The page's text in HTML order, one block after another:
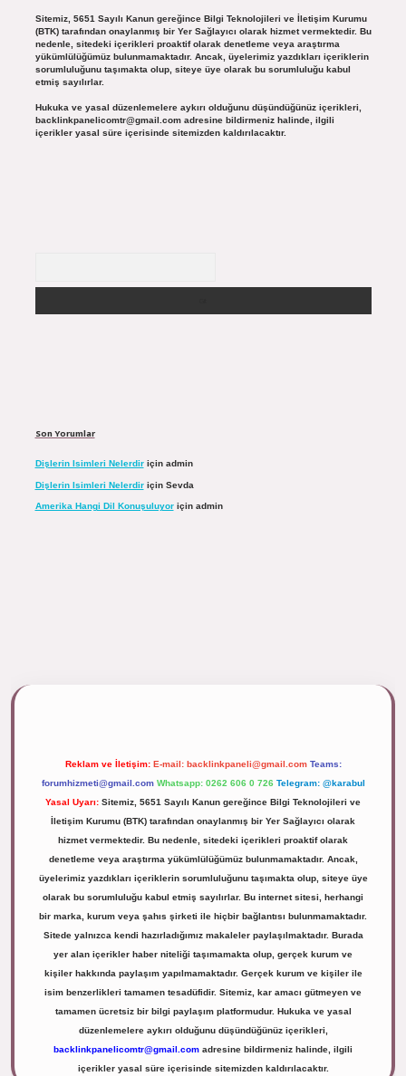
Sitemiz, 5651 Sayılı Kanun gereğince Bilgi Teknolojileri ve İletişim Kurumu
(BTK) tarafından onaylanmış bir Yer Sağlayıcı olarak hizmet vermektedir. Bu
nedenle, sitedeki içerikleri proaktif olarak denetleme veya araştırma
yükümlülüğümüz bulunmamaktadır. Ancak, üyelerimiz yazdıkları içeriklerin
sorumluluğunu taşımakta olup, siteye üye olarak bu sorumluluğu kabul
etmiş sayılırlar.
Hukuka ve yasal düzenlemelere aykırı olduğunu düşündüğünüz içerikleri,
backlinkpanelicomtr@gmail.comadresine bildirmeniz halinde, ilgili
içerikler yasal süre içerisinde sitemizden kaldırılacaktır.
Son Yorumlar
Dişlerin Isimleri Nelerdiriçin admin
Dişlerin Isimleri Nelerdiriçin Sevda
Amerika Hangi Dil Konuşuluyoriçin admin
Reklam ve İletişim: E-mail: backlinkpaneli@gmail.com Teams:
forumhizmeti@gmail.com Whatsapp: 0262 606 0 726 Telegram: @karabul
Yasal Uyarı: Sitemiz, 5651 Sayılı Kanun gereğince Bilgi Teknolojileri ve
İletişim Kurumu (BTK) tarafından onaylanmış bir Yer Sağlayıcı olarak
hizmet vermektedir. Bu nedenle, sitedeki içerikleri proaktif olarak
denetleme veya araştırma yükümlülüğümüz bulunmamaktadır. Ancak,
üyelerimiz yazdıkları içeriklerin sorumluluğunu taşımakta olup, siteye üye
olarak bu sorumluluğu kabul etmiş sayılırlar. Bu internet sitesi, herhangi
bir marka, kurum veya şahıs şirketi ile hiçbir bağlantısı bulunmamaktadır.
Sitede yalnızca kendi hazırladığımız makaleler paylaşılmaktadır. Burada
yer alan içerikler haber niteliği taşımamakta olup, gerçek kurum ve
kişiler hakkında paylaşım yapılmamaktadır. Gerçek kurum ve kişiler ile
isim benzerlikleri tamamen tesadüfidir. Sitemiz, kar amacı gütmeyen ve
tamamen ücretsiz bir bilgi paylaşım platformudur. Hukuka ve yasal
düzenlemelere aykırı olduğunu düşündüğünüz içerikleri,
backlinkpanelicomtr@gmail.com adresine bildirmeniz halinde, ilgili
içerikler yasal süre içerisinde sitemizden kaldırılacaktır.